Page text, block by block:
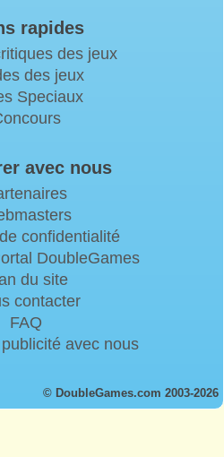
rapides
des jeux
des jeux
Speciaux
avec nous
confidentialité
DoubleGames
du site
contacter
FAQ
avec nous
© DoubleGames.com 2003-2026